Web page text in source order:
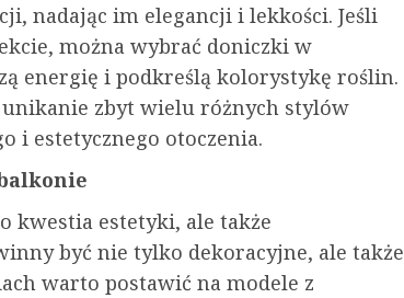
nadając im elegancji i lekkości. Jeśli
można wybrać doniczki w
energię i podkreślą kolorystykę roślin.
unikanie zbyt wielu różnych stylów
i estetycznego otoczenia.
kwestia estetyki, ale także
być nie tylko dekoracyjne, ale także
warto postawić na modele z